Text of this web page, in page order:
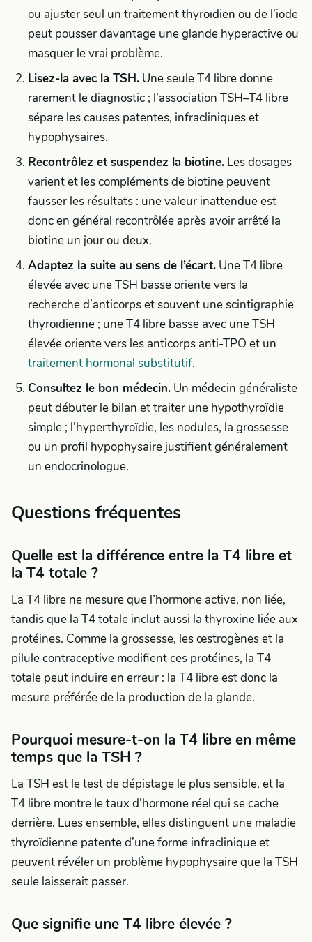
ou ajuster seul un traitement thyroïdien ou de l’iode
peut pousser davantage une glande hyperactive ou
masquer le vrai problème.
Lisez-la avec la TSH. Une seule T4 libre donne
rarement le diagnostic ; l’association TSH–T4 libre
sépare les causes patentes, infracliniques et
hypophysaires.
Recontrôlez et suspendez la biotine. Les dosages
varient et les compléments de biotine peuvent
fausser les résultats : une valeur inattendue est
donc en général recontrôlée après avoir arrêté la
biotine un jour ou deux.
Adaptez la suite au sens de l’écart. Une T4 libre
élevée avec une TSH basse oriente vers la
recherche d’anticorps et souvent une scintigraphie
thyroïdienne ; une T4 libre basse avec une TSH
élevée oriente vers les anticorps anti-TPO et un
traitement hormonal substitutif.
Consultez le bon médecin. Un médecin généraliste
peut débuter le bilan et traiter une hypothyroïdie
simple ; l’hyperthyroïdie, les nodules, la grossesse
ou un profil hypophysaire justifient généralement
un endocrinologue.
Questions fréquentes
Quelle est la différence entre la T4 libre et
la T4 totale ?
La T4 libre ne mesure que l’hormone active, non liée,
tandis que la T4 totale inclut aussi la thyroxine liée aux
protéines. Comme la grossesse, les œstrogènes et la
pilule contraceptive modifient ces protéines, la T4
totale peut induire en erreur : la T4 libre est donc la
mesure préférée de la production de la glande.
Pourquoi mesure-t-on la T4 libre en même
temps que la TSH ?
La TSH est le test de dépistage le plus sensible, et la
T4 libre montre le taux d’hormone réel qui se cache
derrière. Lues ensemble, elles distinguent une maladie
thyroïdienne patente d’une forme infraclinique et
peuvent révéler un problème hypophysaire que la TSH
seule laisserait passer.
Que signifie une T4 libre élevée ?